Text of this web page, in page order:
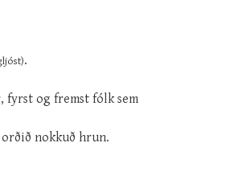
.
og fremst fólk sem
nokkuð hrun.